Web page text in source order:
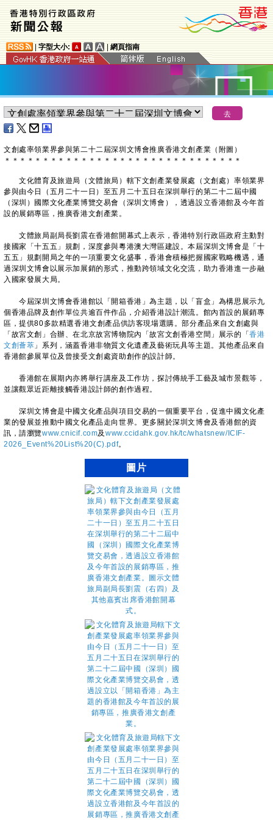
字型大小: 網頁指南
文創處率領業界參與第二十二屆深圳文博會推廣香港文創產業（附圖）
＊ ＊ ＊ ＊ ＊ ＊ ＊ ＊ ＊ ＊ ＊ ＊ ＊ ＊ ＊ ＊ ＊ ＊ ＊ ＊ ＊ ＊ ＊ ＊ ＊ ＊ ＊ ＊ ＊ ＊ ＊
文化體育及旅遊局（文體旅局）轄下文創產業發展處（文創處）率領業界
參與由今日（五月二十一日）至五月二十五日在深圳舉行的第二十二屆中國
（深圳）國際文化產業博覽交易會（深圳文博會），透過設立香港館及今年首
設的展銷專區，推廣香港文創產業。
文體旅局副局長劉震在香港館開幕式上表示，香港特別行政區政府主動對
接國家「十五五」規劃，深度參與粵港澳大灣區建設。本屆深圳文博會是「十
五五」規劃開局之年的一項重要文化盛事，香港會積極把握國家戰略機遇，通
過深圳文博會以展示加展銷的形式，推動跨領域文化交流，助力香港進一步融
入國家發展大局。
今屆深圳文博會香港館以「開箱香港」為主題，以「盲盒」為構思展示九
個香港品牌及創作單位共逾百件作品，介紹香港設計潮流。館內首設的展銷專
區，提供80多款精選香港文創產品供訪客現場選購。部分產品來自文創處與
「故宮文創」合辦、在北京故宮博物院內「故宮文創香港空間」展示的「香港
文創薈萃 」系列，涵蓋香港非物質文化遺產及藝術玩具等主題。其他產品來自
香港館參展單位及曾接受文創處資助創作的設計師。
香港館在展期內亦將舉行講座及工作坊，探討傳統手工藝及城市景觀等，
並讓觀眾近距離接觸香港設計師的創作過程。
深圳文博會是中國文化產品與項目交易的一個重要平台，促進中國文化產
業的發展並推動中國文化產品走向世界。更多關於深圳文博會及香港館的資
訊，請瀏覽www.cnicif.com及www.ccidahk.gov.hk/tc/whatsnew/ICIF-
2026_Event%20List%20(C).pdf。
圖片